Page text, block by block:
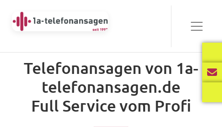
Bewährt
Player
00:00
Telefonansagen von 1a-
telefonansagen.de
Full Service vom Profi